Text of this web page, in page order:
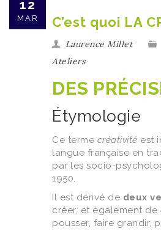
12
MAR C’est quoi LA
Laurence Millet
Ateliers
DES
Étymologie
Ce terme créativité est
langue française en
par les socio-
1950.
Il est dérivé de deux
créer, et également de
pousser, faire grandir,